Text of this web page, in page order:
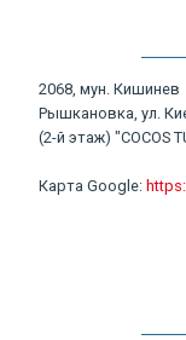
2068, мун. Кишинев
Рышкановка, ул.
(2-й этаж) "COCOS
Карта Google: